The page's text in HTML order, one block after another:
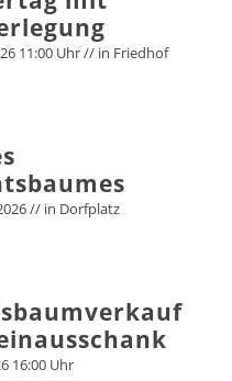
11:00 Uhr// in Friedhof
// in Dorfplatz
16:00 Uhr